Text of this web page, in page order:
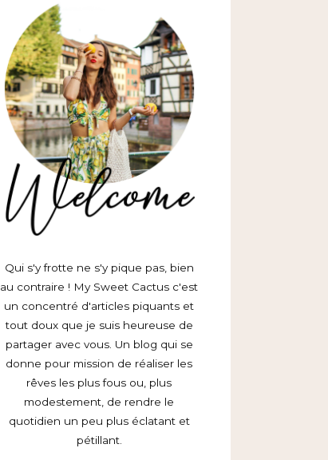
Qui s'y frotte ne s'y pique pas, bien
au contraire ! My Sweet Cactus c'est
un concentré d'articles piquants et
tout doux que je suis heureuse de
partager avec vous. Un blog qui se
donne pour mission de réaliser les
rêves les plus fous ou, plus
modestement, de rendre le
quotidien un peu plus éclatant et
pétillant.